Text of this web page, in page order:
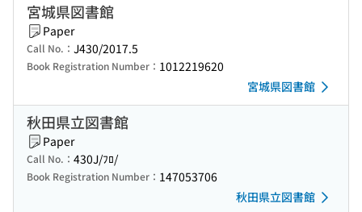
宮城県図書館
Paper
Call No.： J430/2017.5
Book Registration Number： 1012219620
宮城県図書館
秋田県立図書館
Paper
Call No.： 430J/ﾌﾛ/
Book Registration Number： 147053706
秋田県立図書館